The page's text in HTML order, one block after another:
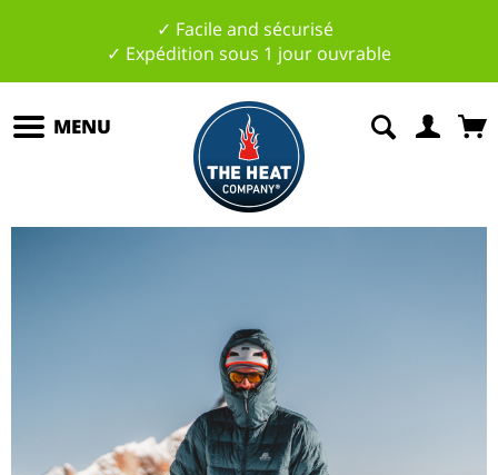
✓ Facile and sécurisé
✓ Expédition sous 1 jour ouvrable
MENU